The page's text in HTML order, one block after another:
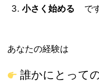
小さく始める で
あなたの経験は
誰かにとって